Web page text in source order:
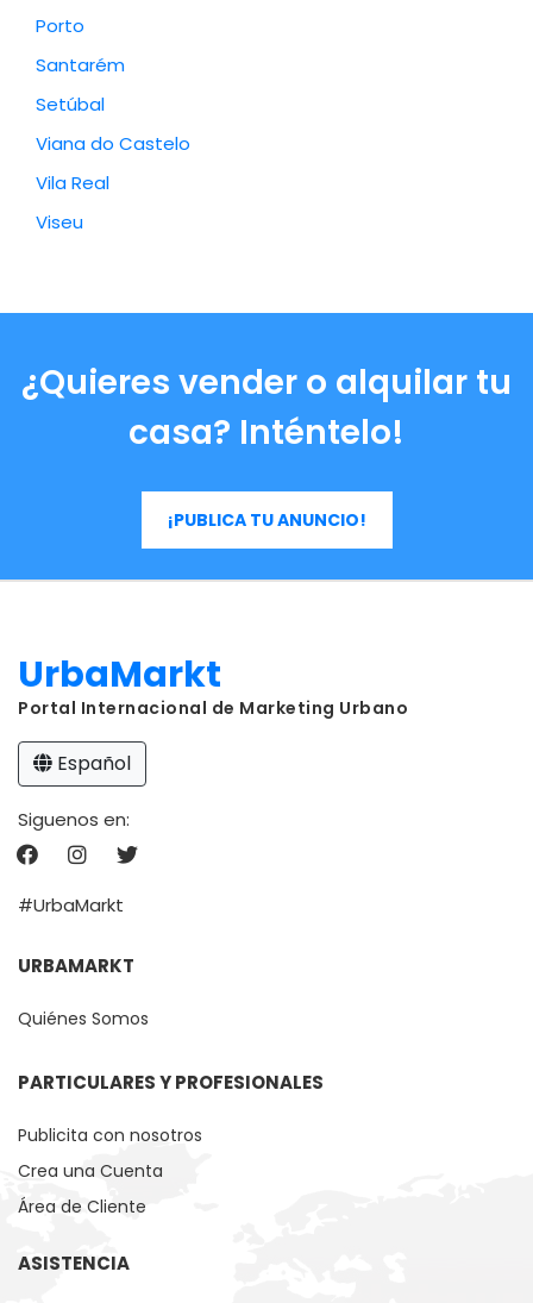
Porto
Santarém
Setúbal
Viana do Castelo
Vila Real
Viseu
¿Quieres vender o alquilar tu
casa? Inténtelo!
¡PUBLICA TU ANUNCIO!
UrbaMarkt
Portal Internacional de Marketing Urbano
Español
Siguenos en:
#UrbaMarkt
URBAMARKT
Quiénes Somos
PARTICULARES Y PROFESIONALES
Publicita con nosotros
Crea una Cuenta
Área de Cliente
ASISTENCIA